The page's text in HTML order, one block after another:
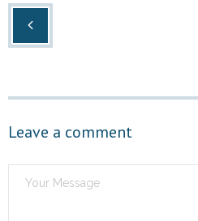
Leave a comment